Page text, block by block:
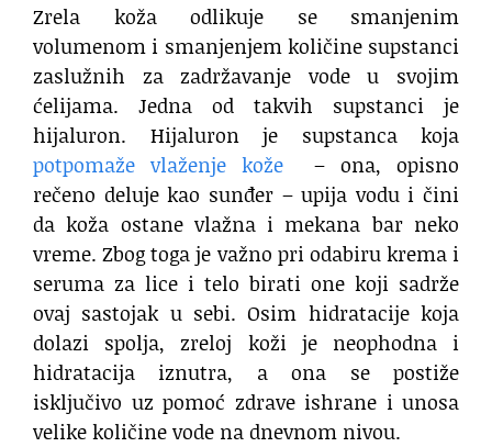
Zrela koža odlikuje se smanjenim
volumenom i smanjenjem količine supstanci
zaslužnih za zadržavanje vode u svojim
ćelijama. Jedna od takvih supstanci je
hijaluron. Hijaluron je supstanca koja
potpomaže vlaženje kože – ona, opisno
rečeno deluje kao sunđer – upija vodu i čini
da koža ostane vlažna i mekana bar neko
vreme. Zbog toga je važno pri odabiru krema i
seruma za lice i telo birati one koji sadrže
ovaj sastojak u sebi. Osim hidratacije koja
dolazi spolja, zreloj koži je neophodna i
hidratacija iznutra, a ona se postiže
isključivo uz pomoć zdrave ishrane i unosa
velike količine vode na dnevnom nivou.